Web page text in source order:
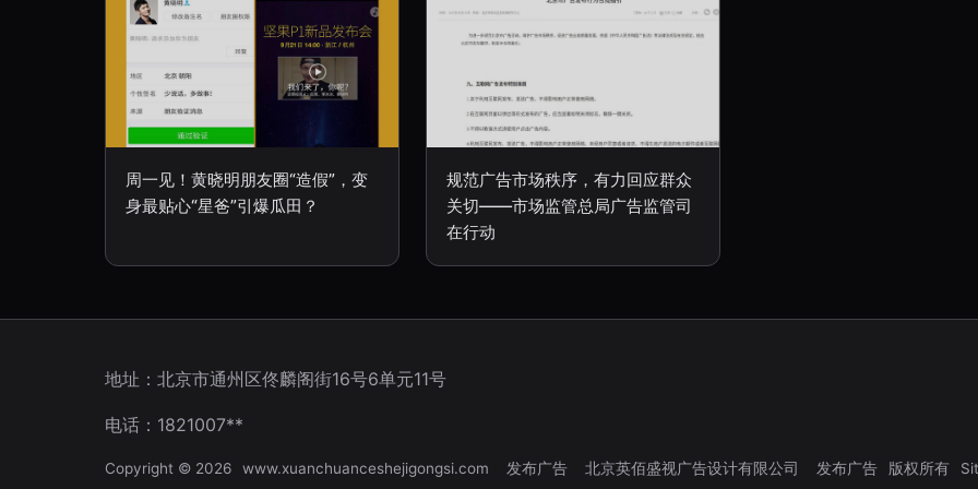
周一见！黄晓明朋友圈“造假”，变
身最贴心“星爸”引爆瓜田？
规范广告市场秩序，有力回应群众
关切——市场监管总局广告监管司
在行动
地址：北京市通州区佟麟阁街16号6单元11号
电话：1821007**
Copyright © 2026 www.xuanchuanceshejigongsi.com 发布广告 北京英佰盛视广告设计有限公司 发布广告 版权所有